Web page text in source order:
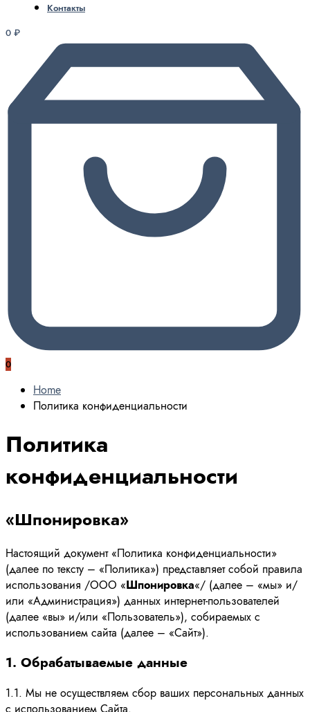
Контакты
0 ₽
0
Home
Политика конфиденциальности
Политика
конфиденциальности
«Шпонировка»
Настоящий документ «Политика конфиденциальности»
(далее по тексту – «Политика») представляет собой правила
использования /ООО «Шпонировка«/ (далее – «мы» и/
или «Администрация») данных интернет-пользователей
(далее «вы» и/или «Пользователь»), собираемых с
использованием сайта (далее – «Сайт»).
1. Обрабатываемые данные
1.1. Мы не осуществляем сбор ваших персональных данных